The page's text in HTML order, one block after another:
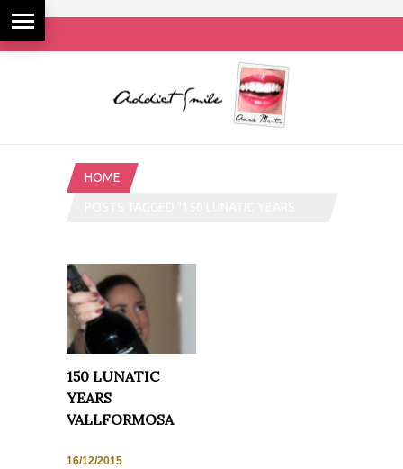
HOME
150 LUNATIC
YEARS
VALLFORMOSA
16/12/2015